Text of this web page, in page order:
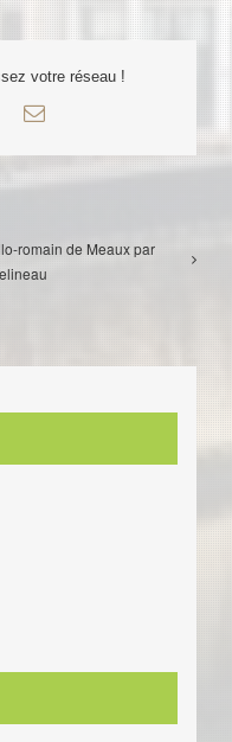
votre réseau !
PinterestEmail
romain de Meaux par